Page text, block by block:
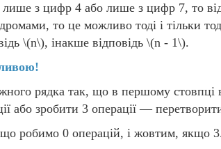
лише з цифр 4 або лише з цифр 7, то
то це можливо тоді і тільки
\(n\), інакше відповідь \(n - 1\).
рядка так, що в першому стовпці
або зробити 3 операції —
робимо 0 операцій, і жовтим, якщо